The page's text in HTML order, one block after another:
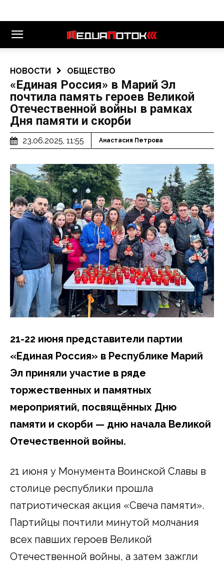
НОВОСТИ ОБЩЕСТВО
«Единая Россия» в Марий Эл
почтилa память героев Великой
Отечественной войны в рамках
Дня памяти и скорби
23.06.2025, 11:55 Анастасия Петрова
21-22 июня представители партии
«Единая Россия» в Республике Марий
Эл приняли участие в ряде
торжественных и памятных
мероприятий, посвящённых Дню
памяти и скорби — дню начала Великой
Отечественной войны.
21 июня у Монумента Воинской Славы в
столице республики прошла
патриотическая акция «Свеча памяти».
Партийцы почтили минутой молчания
всех павших героев Великой
Отечественной войны, а затем зажгли